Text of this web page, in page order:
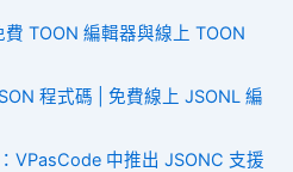
TOON 編輯器與線上 TOON
程式碼 | 免費線上 JSONL 編
VPasCode 中推出 JSONC 支援